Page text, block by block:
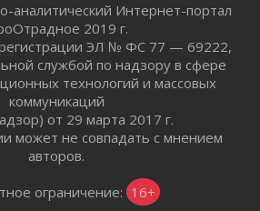
«Дороги жизни»
передовую подготовку
«Избушка-
Интернет-портал
2019 г.
ЭЛ № ФС 77 — 69222,
службой по надзору в сфере
технологий и массовых
коммуникаций
от 29 марта 2017 г.
может не совпадать с мнением
авторов.
ограничение: 16+